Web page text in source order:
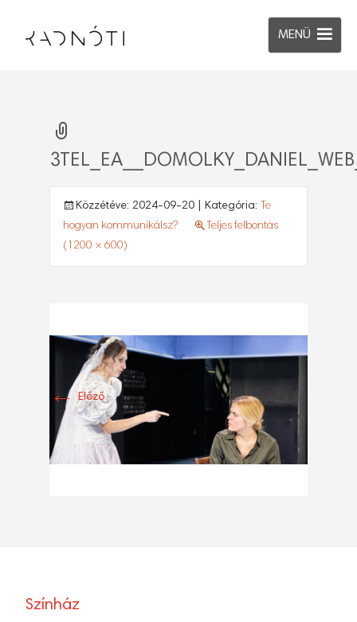
MENÜ
Közzétéve: 2024-09-20 | Kategória: Te
hogyan kommunikálsz?
Teljes felbontás
(1200 × 600)
← Előző
Színház